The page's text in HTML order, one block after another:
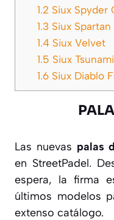
1.2 Siux Spyder
1.3 Siux
1.4Siux Velvet
1.5 Siux
1.6Siux Diablo
Las nuevas palas
en StreetPadel.
espera, la firma
últimos modelos
extenso catálogo.